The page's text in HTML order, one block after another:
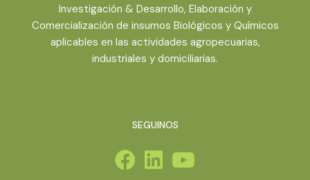
Investigación & Desarrollo, Elaboración y
Comercialización de insumos Biológicos y Químicos
aplicables en las actividades agropecuarias,
industriales y domiciliarias.
SEGUINOS